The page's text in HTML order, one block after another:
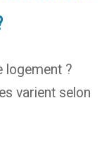
logement ?
varient selon